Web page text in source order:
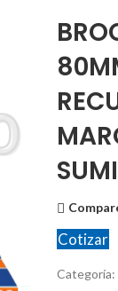
Cotizar
Categoría: